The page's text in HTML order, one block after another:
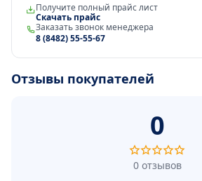
Получите полный прайс лист
Скачать прайс
Заказать звонок менеджера
8 (8482) 55-55-67
Отзывы покупателей
0
0 отзывов